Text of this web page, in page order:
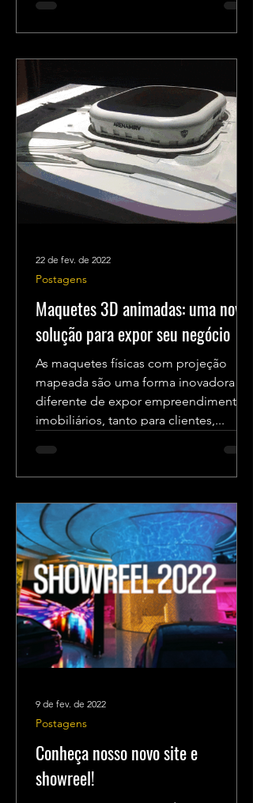
Maquetes 3D animadas: uma nova
solução para expor seu negócio
As maquetes físicas com projeção
mapeada são uma forma inovadora e
diferente de expor empreendimentos
imobiliários, tanto para clientes,...
Postagens
22 de fev. de 2022
Conheça nosso novo site e
showreel!
Postagens
9 de fev. de 2022